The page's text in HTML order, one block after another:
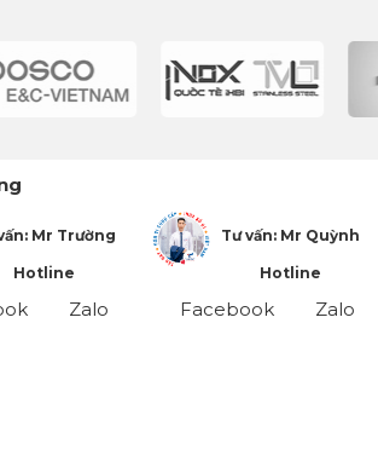
Mr Trường
Hotline
Zalo
Tư vấn: Mr Quỳnh
Hotline
Facebook Zalo